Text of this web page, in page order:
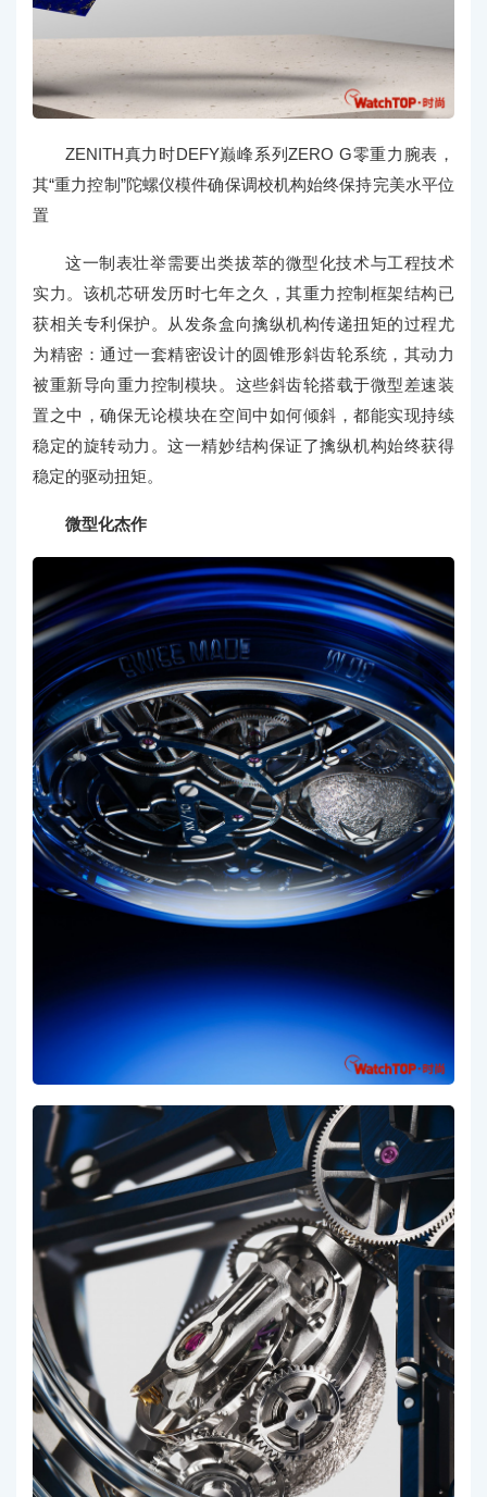
ZENITH真力时DEFY巅峰系列ZERO G零重力腕表，
其“重力控制”陀螺仪模件确保调校机构始终保持完美水平位
置
这一制表壮举需要出类拔萃的微型化技术与工程技术
实力。该机芯研发历时七年之久，其重力控制框架结构已
获相关专利保护。从发条盒向擒纵机构传递扭矩的过程尤
为精密：通过一套精密设计的圆锥形斜齿轮系统，其动力
被重新导向重力控制模块。这些斜齿轮搭载于微型差速装
置之中，确保无论模块在空间中如何倾斜，都能实现持续
稳定的旋转动力。这一精妙结构保证了擒纵机构始终获得
稳定的驱动扭矩。
微型化杰作